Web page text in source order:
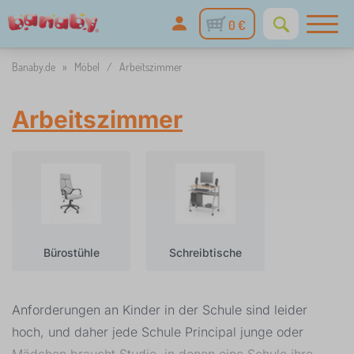
0 €
Banaby.de » Möbel / Arbeitszimmer
Arbeitszimmer
Bürostühle Schreibtische
Anforderungen an Kinder in der Schule sind leider
hoch, und daher jede Schule Principal junge oder